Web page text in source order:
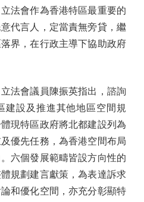
法會作為香港特區最重要的
代言人，定當責無旁貸，繼
界，在行政主導下協助政府
會議員陳振英指出，諮詢
建設及推進其他地區空間規
現特區政府將北都建設列為
優先任務，為香港空間布局
六個發展範疇皆設方向性的
規劃建言獻策，為表達訴求
和優化空間，亦充分彰顯特